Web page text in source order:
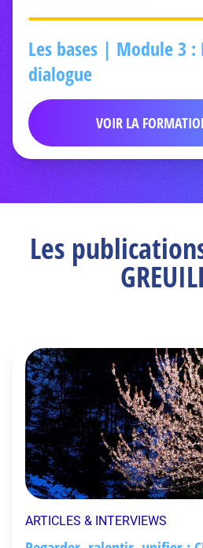
Les bases | Module 3
dialogue
VOIR LA
Les
ARTICLES & INTERVIEWS